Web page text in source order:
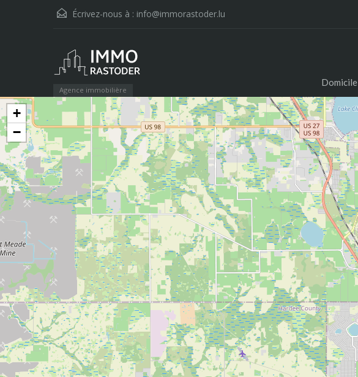
Écrivez-nous à : info@immorastoder.lu
Agence immobilière
Domicile
+
−